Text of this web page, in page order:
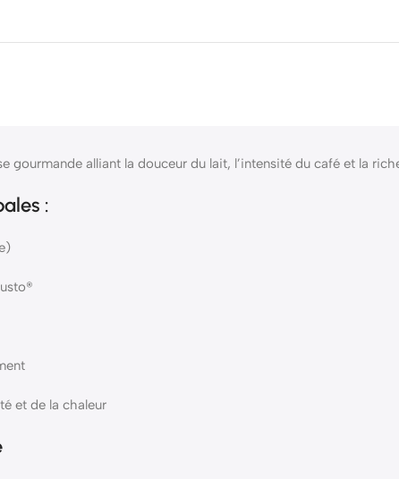
gourmande alliant la douceur du lait, l’intensité du café et la
:
et de la chaleur